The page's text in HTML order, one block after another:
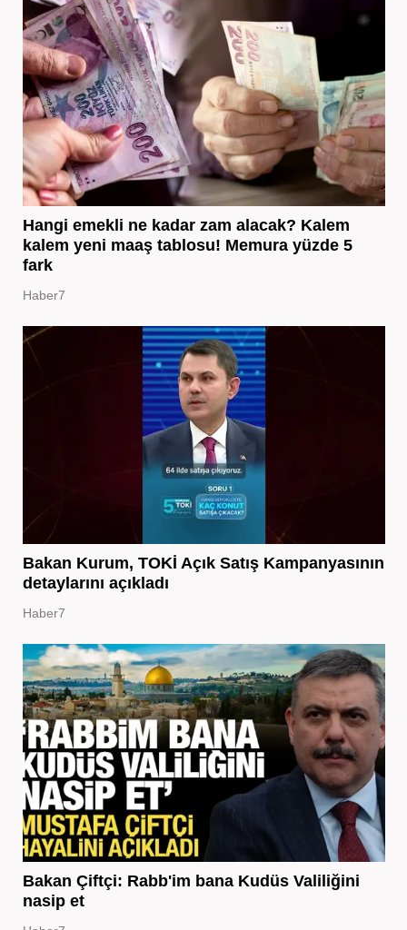
Hangi emekli ne kadar zam alacak? Kalem
kalem yeni maaş tablosu! Memura yüzde 5
fark
Haber7
Bakan Kurum, TOKİ Açık Satış Kampanyasının
detaylarını açıkladı
Haber7
Bakan Çiftçi: Rabb'im bana Kudüs Valiliğini
nasip et